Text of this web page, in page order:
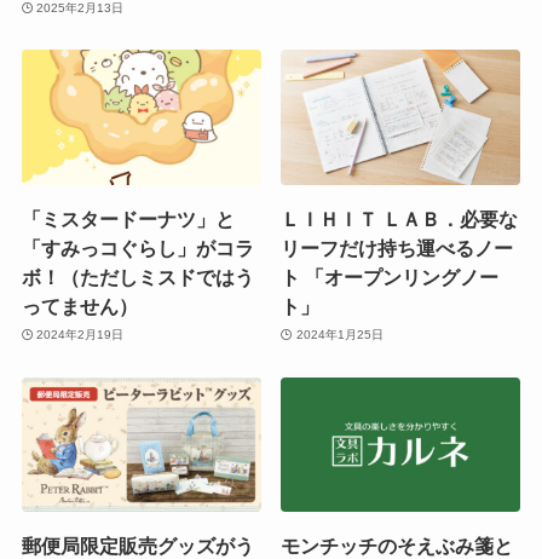
2025年2月13日
「ミスタードーナツ」と
「すみっコぐらし」がコラ
ボ！（ただしミスドではう
ってません）
2024年2月19日
ＬＩＨＩＴ ＬＡＢ．必要な
リーフだけ持ち運べるノー
ト 「オープンリングノー
ト」
2024年1月25日
郵便局限定販売グッズがう
モンチッチのそえぶみ箋と